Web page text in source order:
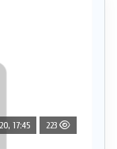
17:45 223